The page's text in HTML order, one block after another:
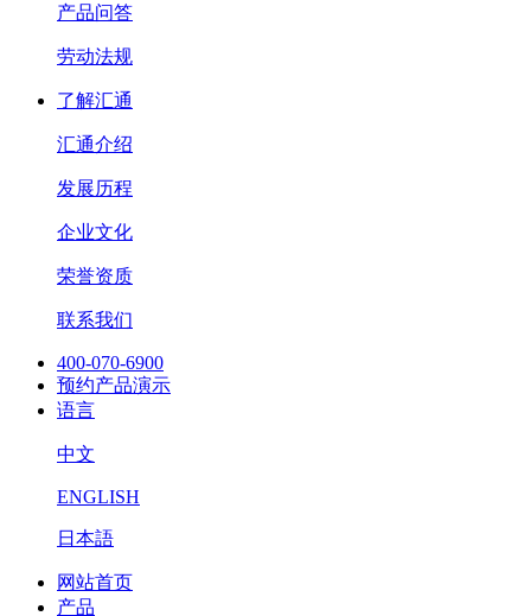
产品问答
劳动法规
了解汇通
汇通介绍
发展历程
企业文化
荣誉资质
联系我们
400-070-6900
预约产品演示
语言
中文
ENGLISH
日本語
网站首页
产品